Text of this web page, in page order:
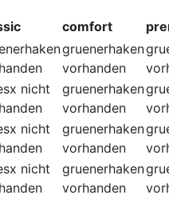
comfort
gruenerhaken
vorhanden
nicht
gruenerhaken
vorhanden
nicht
gruenerhaken
vorhanden
nicht
gruenerhaken
vorhanden